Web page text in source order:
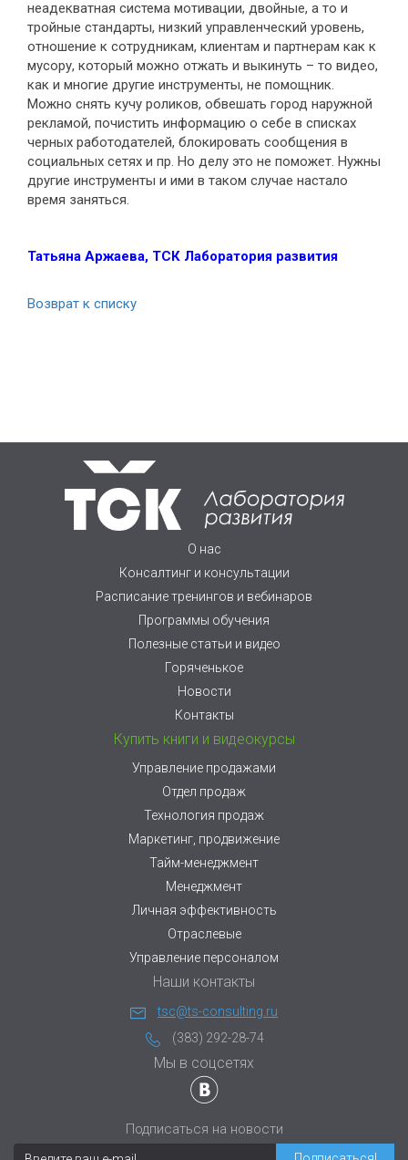
неадекватная система мотивации, двойные, а то и
тройные стандарты, низкий управленческий уровень,
отношение к сотрудникам, клиентам и партнерам как к
мусору, который можно отжать и выкинуть – то видео,
как и многие другие инструменты, не помощник.
Можно снять кучу роликов, обвешать город наружной
рекламой, почистить информацию о себе в списках
черных работодателей, блокировать сообщения в
социальных сетях и пр. Но делу это не поможет. Нужны
другие инструменты и ими в таком случае настало
время заняться.
Татьяна Аржаева, ТСК Лаборатория развития
Возврат к списку
О нас
Консалтинг и консультации
Расписание тренингов и вебинаров
Программы обучения
Полезные статьи и видео
Горяченькое
Новости
Контакты
Купить книги и видеокурсы
Управление продажами
Отдел продаж
Технология продаж
Маркетинг, продвижение
Тайм-менеджмент
Менеджмент
Личная эффективность
Отраслевые
Управление персоналом
Наши контакты
tsc@ts-consulting.ru
(383) 292-28-74
Мы в соцсетях
Подписаться на новости